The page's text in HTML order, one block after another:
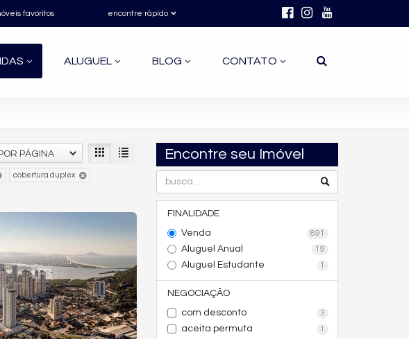
encontre rápido
favoritos
ALUGUEL BLOG CONTATO
Encontre seu Imóvel
FINALIDADE
Venda
891
Aluguel Anual 19
Aluguel Estudante 1
NEGOCIAÇÃO
com desconto
3
aceita permuta 1
PÁGINA
cobertura duplex